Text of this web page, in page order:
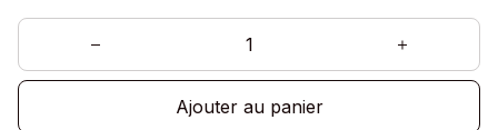
Ajouter au panier